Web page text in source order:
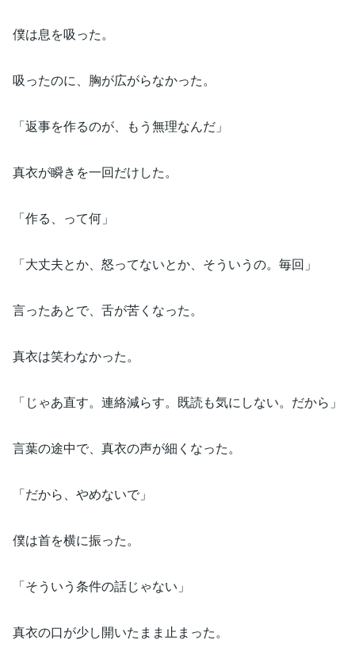
僕は息を吸った。
吸ったのに、胸が広がらなかった。
「返事を作るのが、もう無理なんだ」
真衣が瞬きを一回だけした。
「作る、って何」
「大丈夫とか、怒ってないとか、そういうの。毎回」
言ったあとで、舌が苦くなった。
真衣は笑わなかった。
「じゃあ直す。連絡減らす。既読も気にしない。だから」
言葉の途中で、真衣の声が細くなった。
「だから、やめないで」
僕は首を横に振った。
「そういう条件の話じゃない」
真衣の口が少し開いたまま止まった。